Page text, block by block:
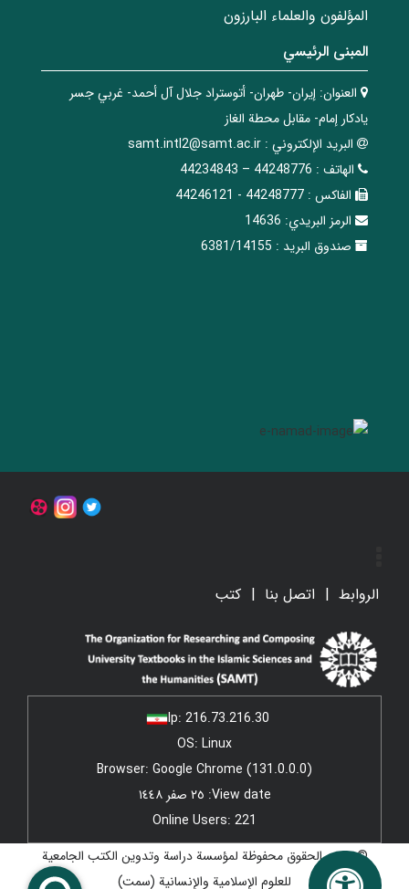
المؤلفون والعلماء البارزون
المبنی الرئيسي
العنوان: إيران- طهران- أتوستراد جلال آل أحمد- غربي جسر
يادكار إمام- مقابل محطة الغاز
البريد الإلکتروني : samt.intl2@samt.ac.ir
الهاتف : 44248776 – 44234843
الفاکس : 44248777 - 44246121
الرمز البريدي: 14636
صندوق البريد : 6381/14155
الروابط اتصل بنا کتب
Ip: 216.73.216.30
OS: Linux
Browser: Google Chrome (131.0.0.0)
View date: ٢٥ صفر ١٤٤٨
Online Users: 221
© جميع الحقوق محفوظة لمؤسسة دراسة وتدوين الكتب الجامعية
للعلوم الإسلامية والإنسانية (سمت)